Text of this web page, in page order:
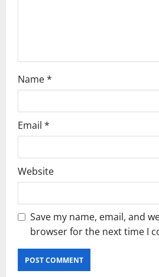
Name*
Email *
Website
Save my name, email, and
browser for the next time I